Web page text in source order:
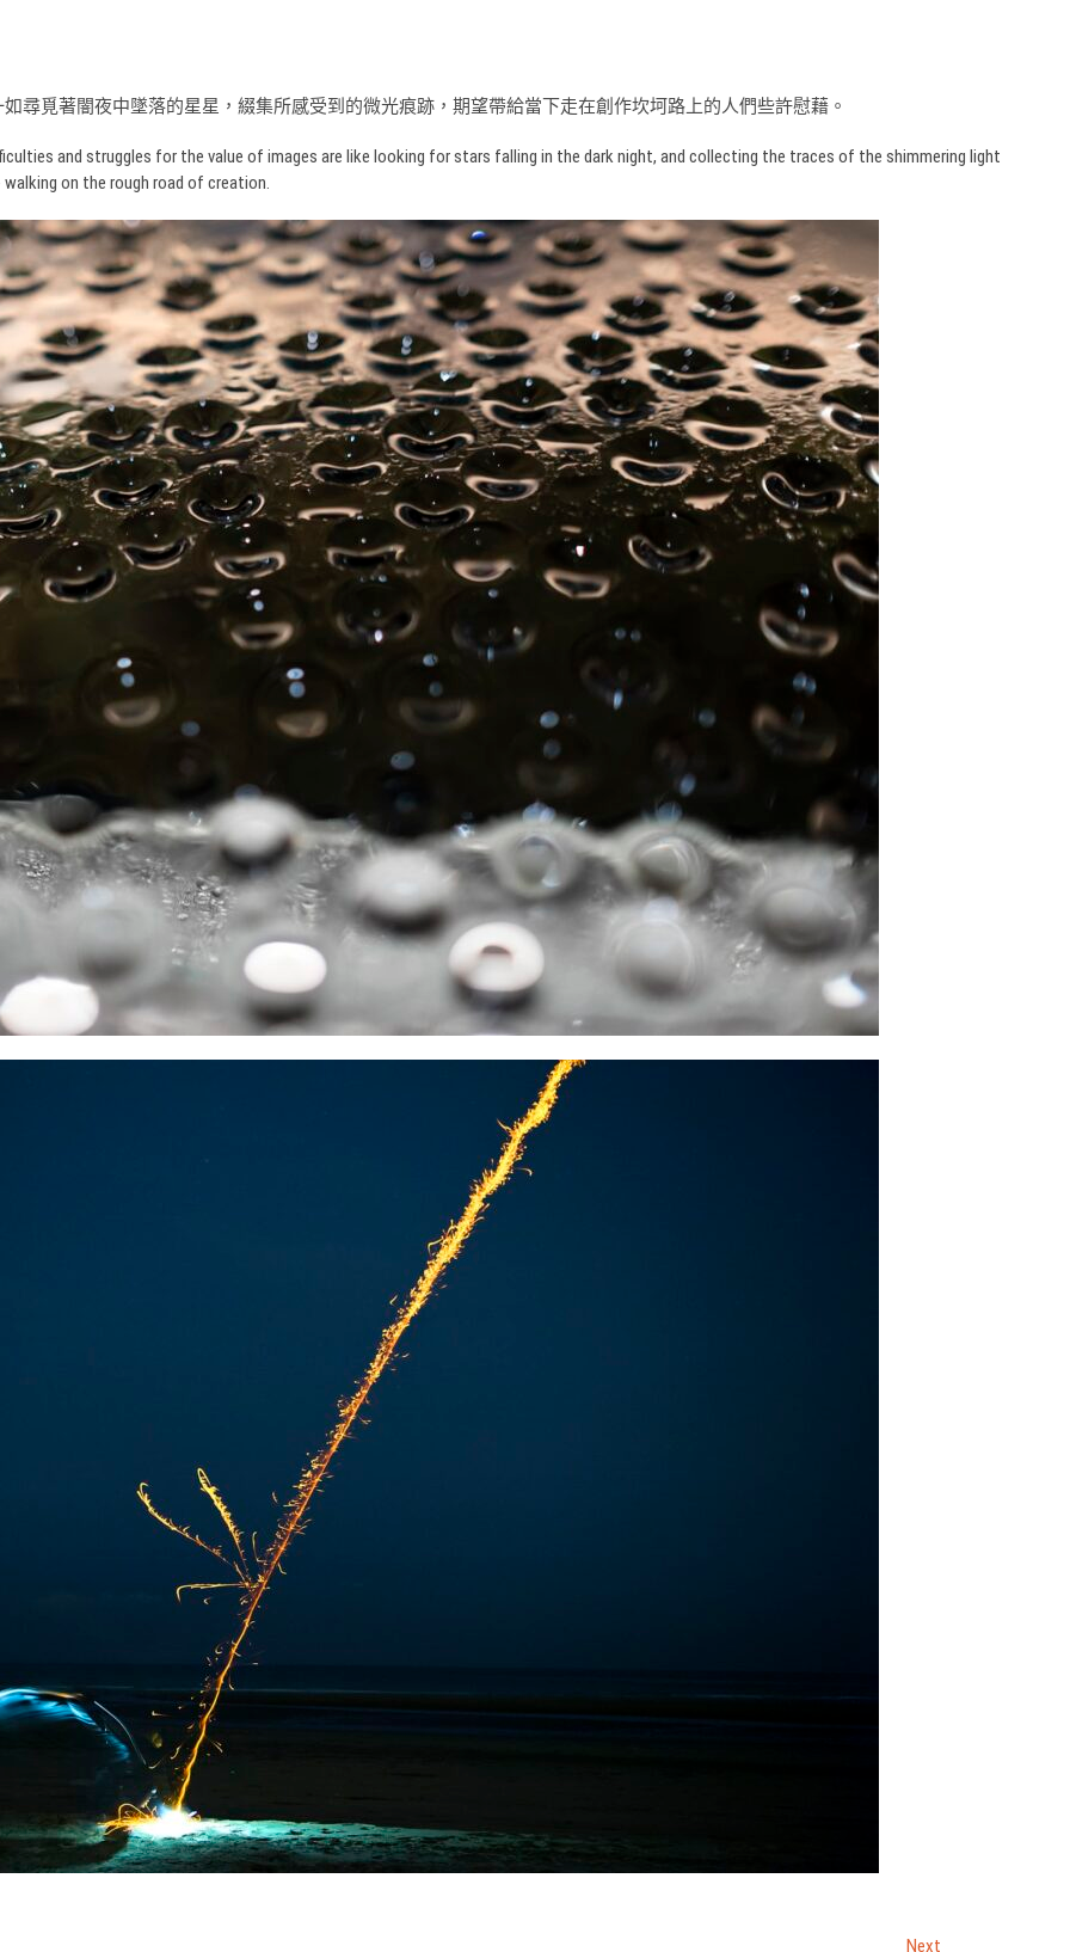
尋覓著闇夜中墜落的星星，綴集所感受到的微光痕跡，期望帶給當下走在創作坎坷路上的人們些許慰藉。
and struggles for the value of images are like looking for stars falling in the dark night, and collecting the traces of the shimmering light
on the rough road of creation.
Next